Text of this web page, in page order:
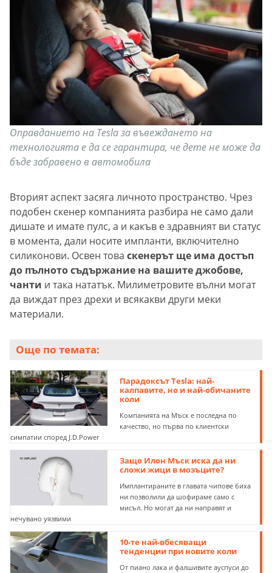
Оправданието на Tesla за въвеждането на
технологията е да се гарантира, че дете не може да
бъде забравено в автомобила
Вторият аспект засяга личното пространство. Чрез
подобен скенер компанията разбира не само дали
дишате и имате пулс, а и какъв е здравният ви статус
в момента, дали носите импланти, включително
силиконови. Освен това скенерът ще има достъп
до пълното съдържание на вашите джобове,
чанти и така нататък. Милиметровите вълни могат
да виждат през дрехи и всякакви други меки
материали.
Още по темата:
Парадоксът Tesla: най-
калпавите, но и най-обичаните
коли
Компанията на Мъск е последна по
качество, но първа по клиентски
симпатии според J.D.Power
Защо Илон Мъск иска да ни
сложи жици в мозъците?
Имплантираните в главата чипове биха
ни позволили да шофираме само с
мисъл. Но могат да ни направят и
нечувано уязвими
10-те най-вбесяващи
тенденции при новите коли
От пиано лака и фалшивите ауспуси до